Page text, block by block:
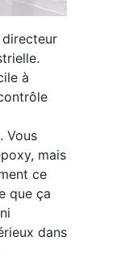
directeur
à
Vous
mais
ce
que ça
dans